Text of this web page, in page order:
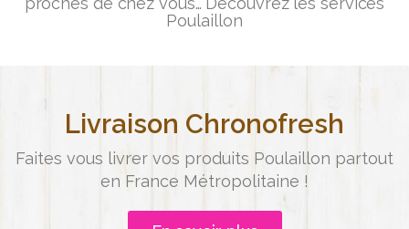
Poulaillon
Livraison Chronofresh
Faites vous livrer vos produits Poulaillon partout
en France Métropolitaine !